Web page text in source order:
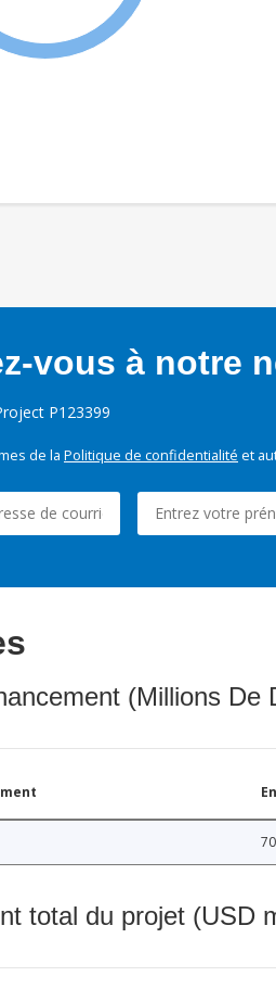
vous à notre
P123399
de la Politique de confidentialité et
(Millions De
total du projet (USD